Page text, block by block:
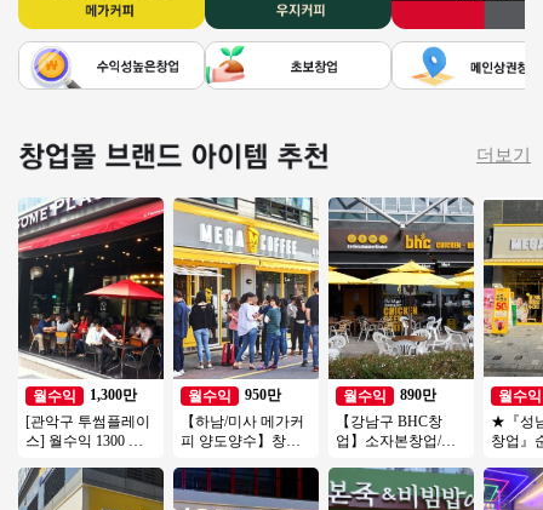
더보기
월수익
1,300만
[관악구 투썸플레이
스] 월수익 1300 고
편한 투썸플레이스!
월수익
950만
【하남/미사 메가커
피 양도양수】창업
초보창업/소자본창
업추천
월수익
890만
【강남구 BHC창
업】소자본창업/고
차이즈창업/강력추
천
월수익
★『성
창업』
일 운영